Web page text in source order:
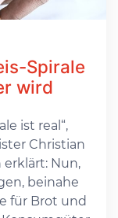
Spirale
wird
ist real“,
Christian
erklärt: Nun,
beinahe
für Brot und